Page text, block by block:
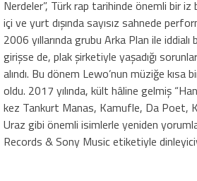
Nerdeler”, Türk rap tarihinde önemli bir iz
içi ve yurt dışında sayısız sahnede
2006 yıllarında grubu Arka Plan ile iddialı
girişse de, plak şirketiyle yaşadığı
alındı. Bu dönem Lewo’nun müziğe kısa
oldu. 2017 yılında, kült hâline gelmiş
kez Tankurt Manas, Kamufle, Da Poet,
Uraz gibi önemli isimlerle yeniden
Records & Sony Music etiketiyle